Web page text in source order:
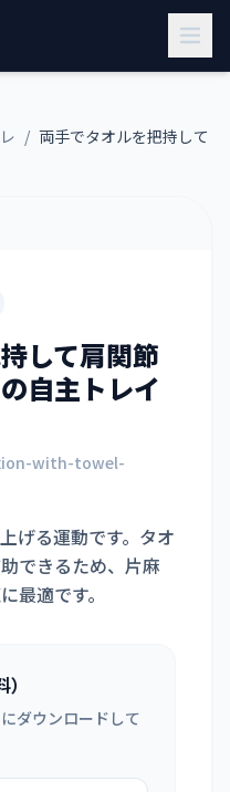
/ 両手でタオルを把持して
して肩関節
の自主トレイ
with-towel-
げる運動です。タオ
できるため、片麻
最適です。
ダウンロードして